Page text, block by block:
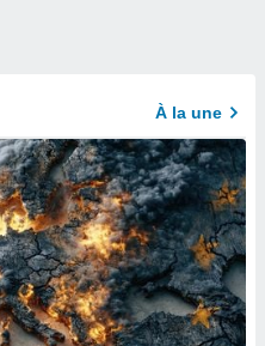
À la une